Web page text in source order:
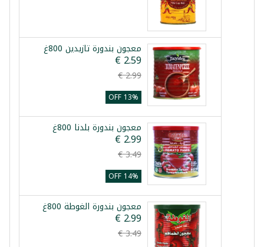
معجون بندورة تازيدين 800غ
13% OFF
معجون بندورة بلدنا 800غ
14% OFF
معجون بندورة الغوطة 800غ